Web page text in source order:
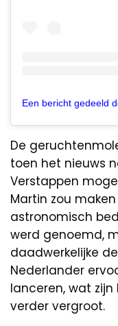
De
toen het nieuws
Verstappen
Martin zou maken
astronomisch
werd genoemd,
daadwerkelijke
Nederlander
lanceren, wat
verder vergroot.